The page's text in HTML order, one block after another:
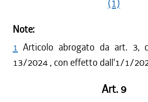
(1)
Note:
1 Articolo abrogato da art. 3,
13/2024 , con effetto dall'1/1/
Art. 9